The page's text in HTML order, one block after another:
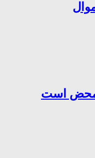
محض است